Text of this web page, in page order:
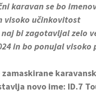
karavan se bo
visoko učinkovitost
naj bi zagotavljal zelo
in bo ponujal
novo ime: ID.7